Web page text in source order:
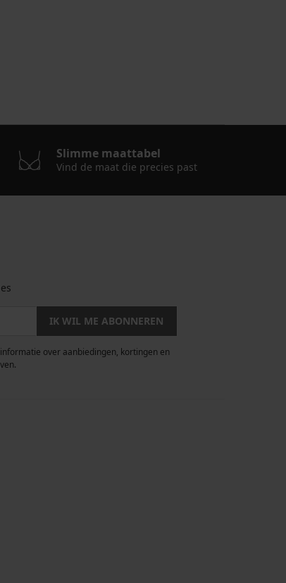
Slimme maattabel
Vind de maat die precies past
IK WIL ME ABONNEREN
over aanbiedingen, kortingen en